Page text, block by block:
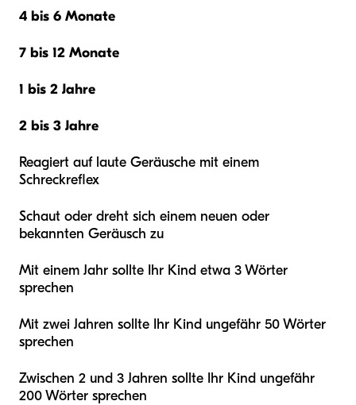
4 bis 6 Monate
7 bis 12 Monate
1 bis 2 Jahre
2 bis 3 Jahre
Reagiert auf laute Geräusche mit einem
Schreckreflex
Schaut oder dreht sich einem neuen oder
bekannten Geräusch zu
Mit einem Jahr sollte Ihr Kind etwa 3 Wörter
sprechen
Mit zwei Jahren sollte Ihr Kind ungefähr 50 Wörter
sprechen
Zwischen 2 und 3 Jahren sollte Ihr Kind ungefähr
200 Wörter sprechen